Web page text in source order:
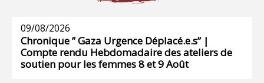
09/08/2026
Chronique ” Gaza Urgence Déplacé.e.s” |
Compte rendu Hebdomadaire des ateliers de
soutien pour les femmes 8 et 9 Août